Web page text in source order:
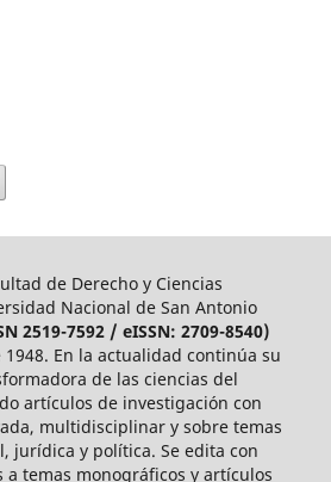
de Derecho y Ciencias
Nacional de San Antonio
2519-7592 / eISSN: 2709-8540)
En la actualidad continúa su
de las ciencias del
artículos de investigación con
multidisciplinar y sobre temas
jurídica y política. Se edita con
a temas monográficos y artículos